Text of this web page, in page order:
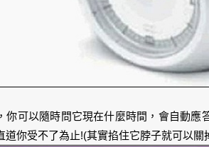
你可以隨時問它現在什麼時間，會自動應
道你受不了為止!(其實掐住它脖子就可以關